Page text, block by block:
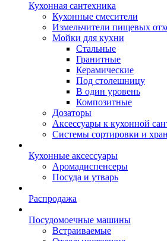
Кухонная сантехника
Кухонные смесители
Измельчители пищевых
Мойки для кухни
Стальные
Гранитные
Керамические
Под столешницу
В один уровень
Композитные
Дозаторы
Аксессуары к кухонной
Системы сортировки и
Кухонные аксессуары
Аромадиспенсеры
Посуда и утварь
Распродажа
Посудомоечные машины
Встраиваемые